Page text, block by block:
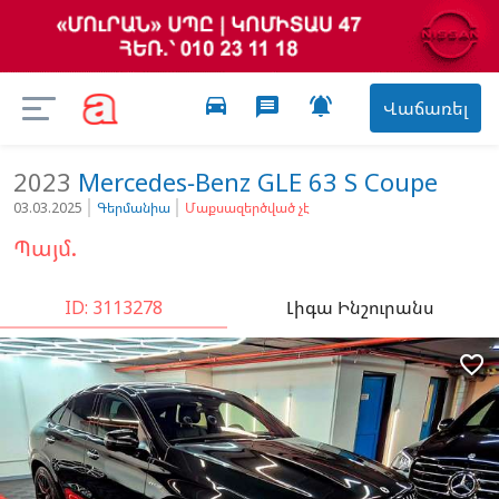
Վաճառել

message
directions_car
2023 Mercedes-Benz GLE 63 S Coupe
03.03.2025 Գերմանիա Մաքսազերծված չէ
Պայմ.
ID: 3113278 Լիգա Ինշուրանս
favorite_border